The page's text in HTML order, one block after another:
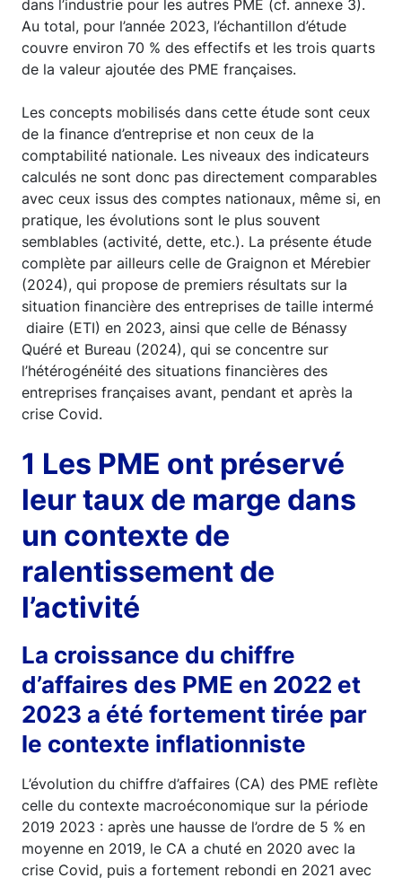
dans l’industrie pour les autres PME (cf. annexe 3).
Au total, pour l’année 2023, l’échantillon d’étude
couvre environ 70 % des effectifs et les trois quarts
de la valeur ajoutée des PME françaises.
Les concepts mobilisés dans cette étude sont ceux
de la finance d’entreprise et non ceux de la
comptabilité nationale. Les niveaux des indicateurs
calculés ne sont donc pas directement comparables
avec ceux issus des comptes nationaux, même si, en
pratique, les évolutions sont le plus souvent
semblables (activité, dette, etc.). La présente étude
complète par ailleurs celle de Graignon et Mérebier
(2024), qui propose de premiers résultats sur la
situation financière des entreprises de taille intermé
diaire (ETI) en 2023, ainsi que celle de Bénassy
Quéré et Bureau (2024), qui se concentre sur
l’hétérogénéité des situations financières des
entreprises françaises avant, pendant et après la
crise Covid.
1 Les PME ont préservé
leur taux de marge dans
un contexte de
ralentissement de
l’activité
La croissance du chiffre
d’affaires des PME en 2022 et
2023 a été fortement tirée par
le contexte inflationniste
L’évolution du chiffre d’affaires (CA) des PME reflète
celle du contexte macroéconomique sur la période
2019 2023 : après une hausse de l’ordre de 5 % en
moyenne en 2019, le CA a chuté en 2020 avec la
crise Covid, puis a fortement rebondi en 2021 avec